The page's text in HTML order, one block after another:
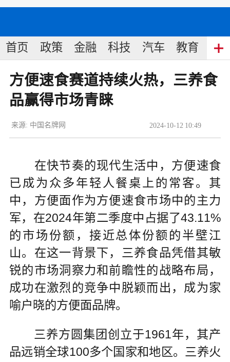
首页 政策 金融 科技 汽车 教育 食
方便速食赛道持续火热，三养食
品赢得市场青睐
2024-10-12 10:49
来源: 中国名牌网
在快节奏的现代生活中，方便速食
已成为众多年轻人餐桌上的常客。其
中，方便面作为方便速食市场中的主力
军，在2024年第二季度中占据了43.11%
的市场份额，接近总体份额的半壁江
山。在这一背景下，三养食品凭借其敏
锐的市场洞察力和前瞻性的战略布局，
成功在激烈的竞争中脱颖而出，成为家
喻户晓的方便面品牌。
三养方圆集团创立于1961年，其产
品远销全球100多个国家和地区。三养火